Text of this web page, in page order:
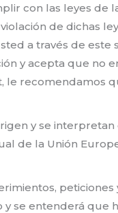
con las leyes de
de dichas
a través de este
y acepta que no
le recomendamos
y se
de la Unión
se entenderá que